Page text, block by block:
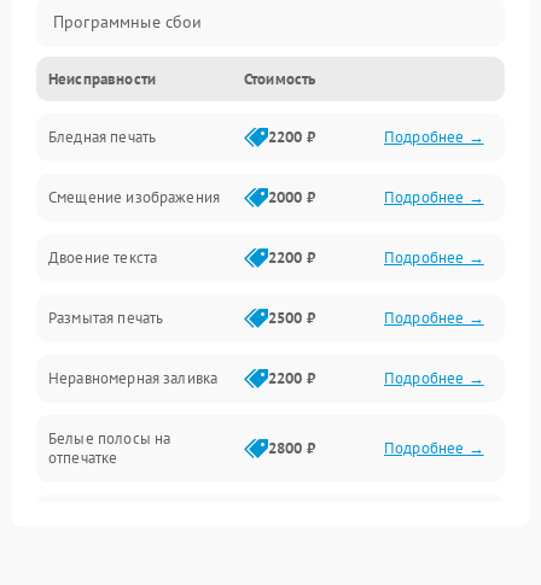
Программные сбои
Программные ошибки
Картриджи и расходники
Механика и узлы
Подключение и интерфейсы
Панель управления и индикация
Режим работы
Питание и запуск
Неисправности Стоимость
Бледная печать 2200 ₽ Подробнее →
Смещение изображения 2000 ₽ Подробнее →
Двоение текста 2200 ₽ Подробнее →
Размытая печать 2500 ₽ Подробнее →
Неравномерная заливка 2200 ₽ Подробнее →
Белые полосы на
отпечатке
2800 ₽ Подробнее →